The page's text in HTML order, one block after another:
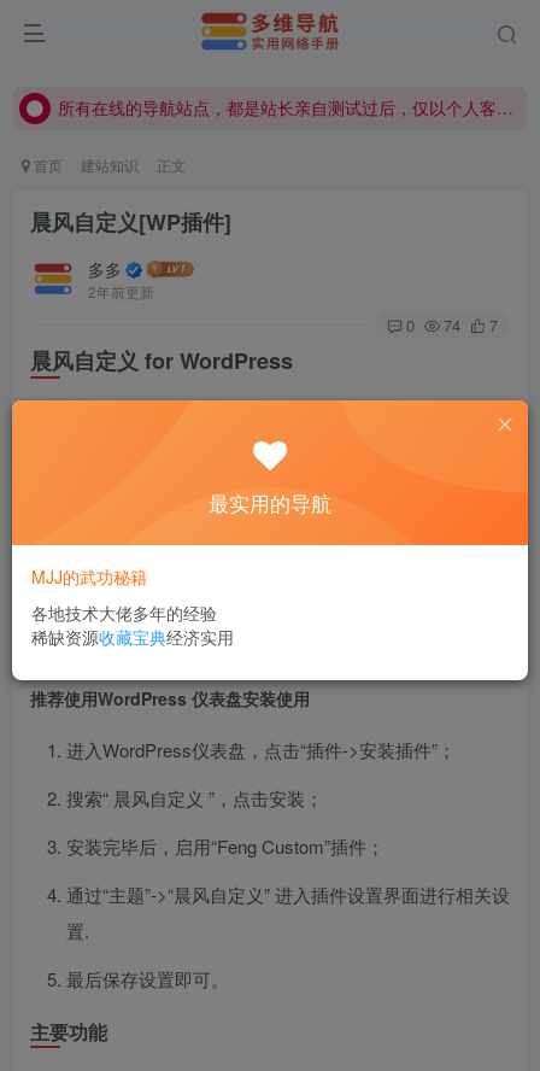
所有在线的导航站点，都是站长亲自测试过后，仅以个人客观觉得不错才会显示在导航站点，具体使用、购买等由用户自行甄别！
所有在线的导航站点，都是站长亲自测试过后，仅以个人客观觉得不错才会显示在导航站点，具体使用、购买等由用户自行甄别！
首页 建站知识 正文
晨风自定义[WP插件]
多多
2年前更新
0 74 7
晨风自定义 for WordPress
晨风自定义是WordPress 插件，主要用于站点网页显示，如
雪花飘落、底部运行天数、网页灰色、节日气氛灯笼、输入
框七彩光子特效等等。
WordPress 发布页：https://cn.wordpress.org/plugins/feng-
custom
推荐使用WordPress 仪表盘安装使用
进入WordPress仪表盘，点击“插件->安装插件”；
搜索“ 晨风自定义 ”，点击安装；
安装完毕后，启用“Feng Custom”插件；
通过“主题”->“晨风自定义” 进入插件设置界面进行相关设
置.
最后保存设置即可。
主要功能
最实用的导航
MJJ的武功秘籍
各地技术大佬多年的经验
稀缺资源收藏宝典经济实用